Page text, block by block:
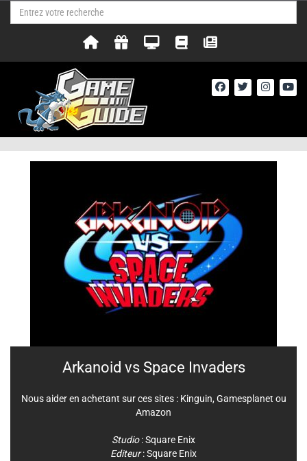
Arkanoid vs Space Invaders
Nous aider en achetant sur ces sites : Kinguin, Gamesplanet ou
Amazon
Studio:Square Enix
Editeur:Square Enix